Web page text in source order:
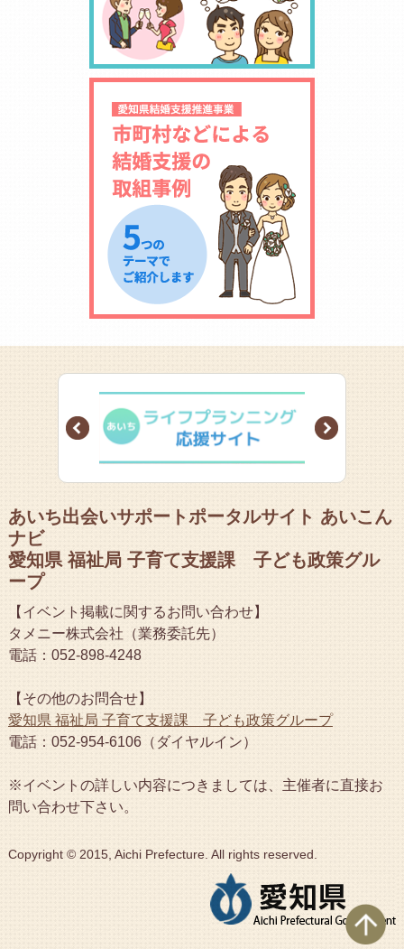
Prev Next
あいち出会いサポートポータルサイト あいこん
ナビ
愛知県 福祉局 子育て支援課 子ども政策グル
ープ
【イベント掲載に関するお問い合わせ】
タメニー株式会社（業務委託先）
電話：052-898-4248
【その他のお問合せ】
愛知県 福祉局 子育て支援課 子ども政策グループ
電話：052-954-6106（ダイヤルイン）
※イベントの詳しい内容につきましては、主催者に直接お
問い合わせ下さい。
Copyright © 2015, Aichi Prefecture. All rights reserved.